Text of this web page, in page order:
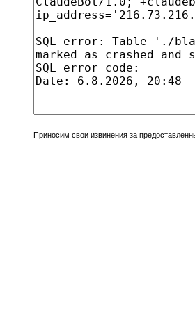
Приносим свои извинения за